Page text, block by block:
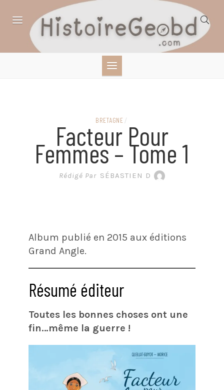
LITTÉRATURE EN
BANDE DESSINÉE
BRETAGNE /
Facteur Pour
Femmes – Tome 1
Rédigé Par SÉBASTIEN D
Album publié en 2015 aux éditions
Grand Angle.
Résumé éditeur
Toutes les bonnes choses ont une
fin…même la guerre !